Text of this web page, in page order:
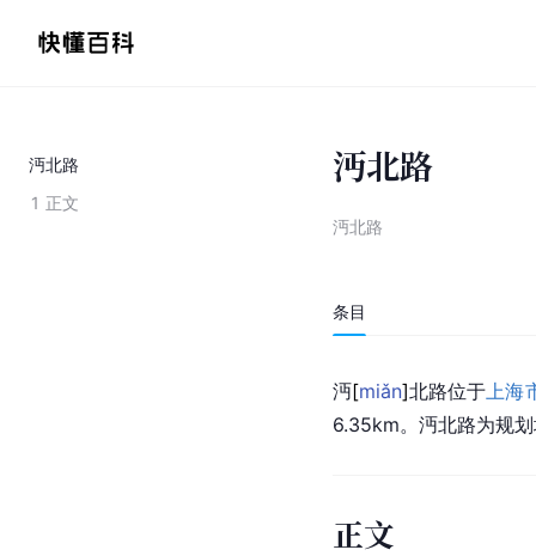
沔北路
1 正文
沔北路
沔北路
条目
沔[miǎn]北路位于 上海
6.35km。沔北路为规
正文